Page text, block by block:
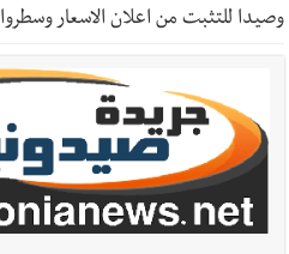
عمر مرجان يتصل برئيس
البطولة
أخبار صيدا مؤسسة مياه لبنان
وصيدا للتثبت من اعلان الاسعار